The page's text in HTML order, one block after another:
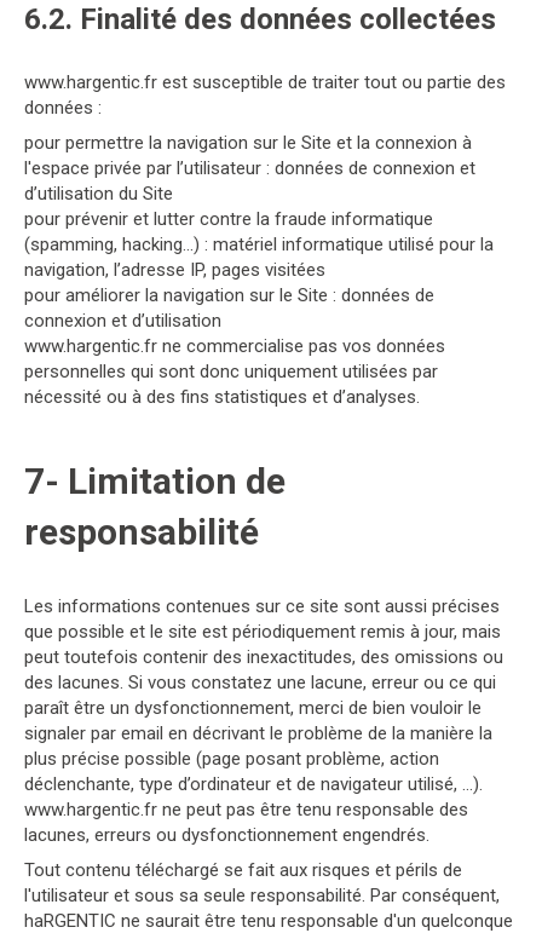
6.2. Finalité des données collectées
www.hargentic.fr est susceptible de traiter tout ou partie des
données :
pour permettre la navigation sur le Site et la connexion à
l'espace privée par l’utilisateur : données de connexion et
d’utilisation du Site
pour prévenir et lutter contre la fraude informatique
(spamming, hacking…) : matériel informatique utilisé pour la
navigation, l’adresse IP, pages visitées
pour améliorer la navigation sur le Site : données de
connexion et d’utilisation
www.hargentic.fr ne commercialise pas vos données
personnelles qui sont donc uniquement utilisées par
nécessité ou à des fins statistiques et d’analyses.
7- Limitation de
responsabilité
Les informations contenues sur ce site sont aussi précises
que possible et le site est périodiquement remis à jour, mais
peut toutefois contenir des inexactitudes, des omissions ou
des lacunes. Si vous constatez une lacune, erreur ou ce qui
paraît être un dysfonctionnement, merci de bien vouloir le
signaler par email en décrivant le problème de la manière la
plus précise possible (page posant problème, action
déclenchante, type d’ordinateur et de navigateur utilisé, …).
www.hargentic.fr ne peut pas être tenu responsable des
lacunes, erreurs ou dysfonctionnement engendrés.
Tout contenu téléchargé se fait aux risques et périls de
l'utilisateur et sous sa seule responsabilité. Par conséquent,
haRGENTIC ne saurait être tenu responsable d'un quelconque